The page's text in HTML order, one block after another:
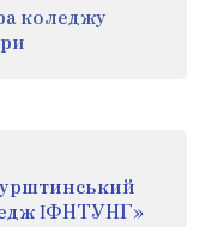
коледжу
ІФНТУНГ»